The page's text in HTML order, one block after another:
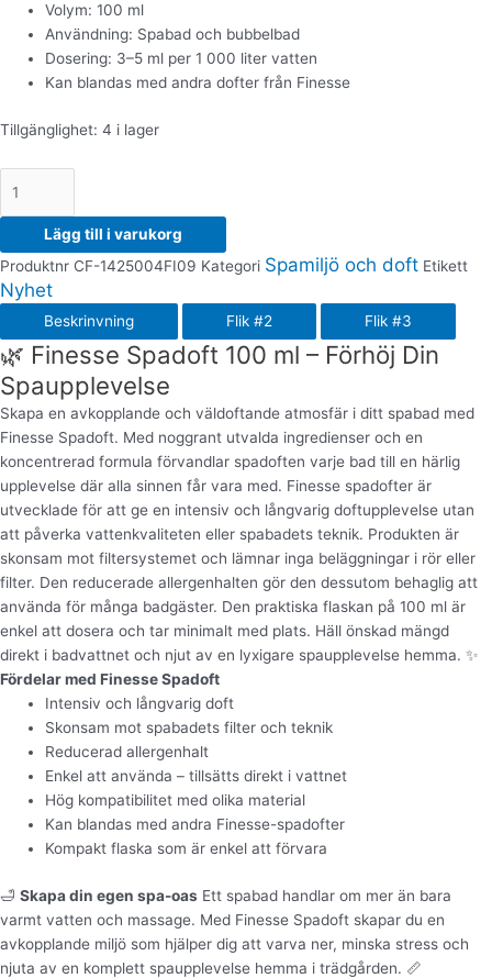
Volym: 100 ml
Användning: Spabad och bubbelbad
Dosering: 3–5 ml per 1 000 liter vatten
Kan blandas med andra dofter från Finesse
Tillgänglighet: 4 i lager
Lägg till i varukorg
Produktnr CF-1425004FI09 Kategori Spamiljö och doft Etikett
Nyhet
Beskrinvning Flik #2 Flik #3
🌿 Finesse Spadoft 100 ml – Förhöj Din
Spaupplevelse
Skapa en avkopplande och väldoftande atmosfär i ditt spabad med
Finesse Spadoft. Med noggrant utvalda ingredienser och en
koncentrerad formula förvandlar spadoften varje bad till en härlig
upplevelse där alla sinnen får vara med. Finesse spadofter är
utvecklade för att ge en intensiv och långvarig doftupplevelse utan
att påverka vattenkvaliteten eller spabadets teknik. Produkten är
skonsam mot filtersystemet och lämnar inga beläggningar i rör eller
filter. Den reducerade allergenhalten gör den dessutom behaglig att
använda för många badgäster. Den praktiska flaskan på 100 ml är
enkel att dosera och tar minimalt med plats. Häll önskad mängd
direkt i badvattnet och njut av en lyxigare spaupplevelse hemma. ✨
Fördelar med Finesse Spadoft
Intensiv och långvarig doft
Skonsam mot spabadets filter och teknik
Reducerad allergenhalt
Enkel att använda – tillsätts direkt i vattnet
Hög kompatibilitet med olika material
Kan blandas med andra Finesse-spadofter
Kompakt flaska som är enkel att förvara
🛁 Skapa din egen spa-oas Ett spabad handlar om mer än bara
varmt vatten och massage. Med Finesse Spadoft skapar du en
avkopplande miljö som hjälper dig att varva ner, minska stress och
njuta av en komplett spaupplevelse hemma i trädgården. 📏